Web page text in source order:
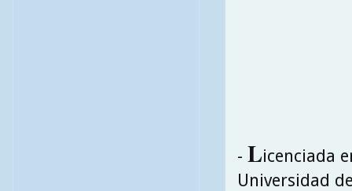
- Licenciada
Universidad